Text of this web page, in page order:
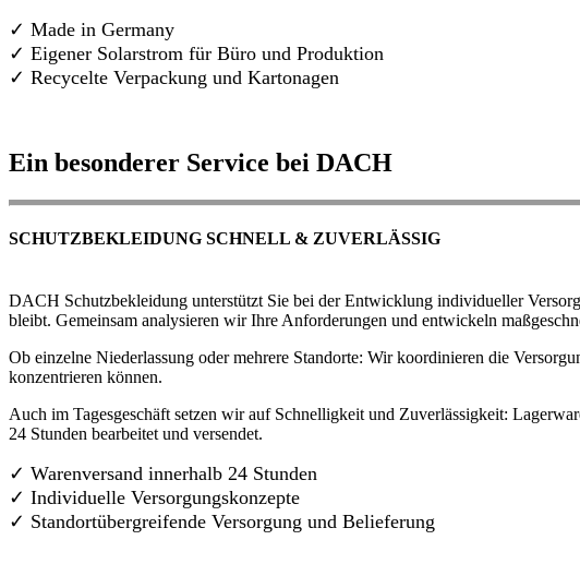
✓ Made in Germany
✓ Eigener Solarstrom für Büro und Produktion
✓ Recycelte Verpackung und Kartonagen
Ein besonderer Service bei DACH
SCHUTZBEKLEIDUNG SCHNELL & ZUVERLÄSSIG
DACH Schutzbekleidung unterstützt Sie bei der Entwicklung individueller
bleibt. Gemeinsam analysieren wir Ihre Anforderungen und entwickeln
Ob einzelne Niederlassung oder mehrere Standorte: Wir koordinieren die
konzentrieren können.
Auch im Tagesgeschäft setzen wir auf Schnelligkeit und Zuverlässigkeit:
24 Stunden bearbeitet und versendet.
✓ Warenversand innerhalb 24 Stunden
✓ Individuelle Versorgungskonzepte
✓ Standortübergreifende Versorgung und Belieferung